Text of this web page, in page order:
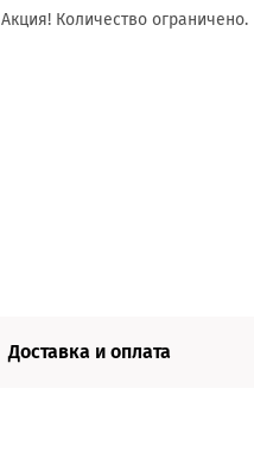
Акция! Количество ограничено.
Доставка и оплата